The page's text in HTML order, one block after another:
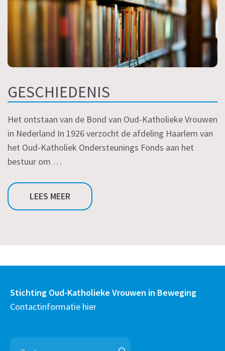
GESCHIEDENIS
Het ontstaan van de Bond van Oud-Katholieke Vrouwen
in Nederland In 1926 verzocht de afdeling Haarlem van
het Oud-Katholiek Ondersteunings Fonds aan het
bestuur om …
LEES MEER
Stichting Oud-Katholieke Vrouwen in Beweging
Contactinformatie hier
Zoeken